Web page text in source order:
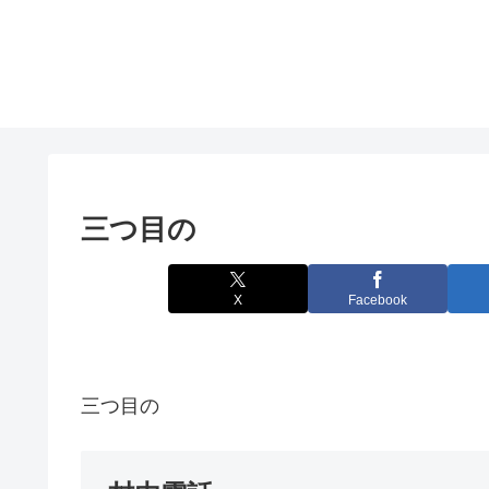
三つ目の
X Facebook
三つ目の